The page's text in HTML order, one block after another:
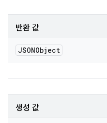
반환 값
JSONObject
생성 값